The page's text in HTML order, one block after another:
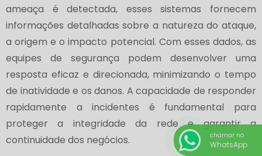
ameaça é detectada, esses sistemas fornecem
informações detalhadas sobre a natureza do ataque,
a origem e o impacto potencial. Com esses dados, as
equipes de segurança podem desenvolver uma
resposta eficaz e direcionada, minimizando o tempo
de inatividade e os danos. A capacidade de responder
rapidamente a incidentes é fundamental para
proteger a integridade da rede e garantir a
continuidade dos negócios.
chamar no
WhatsApp